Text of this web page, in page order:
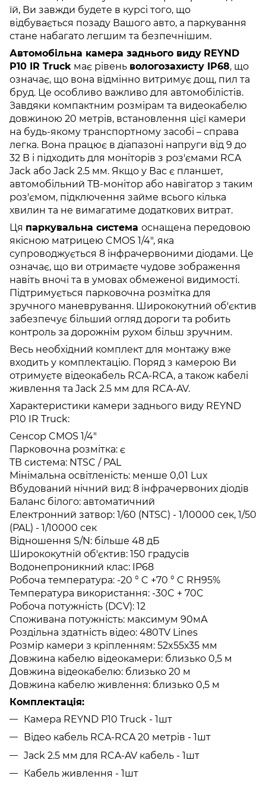
їй, Ви завжди будете в курсі того, що
відбувається позаду Вашого авто, а паркування
стане набагато легшим та безпечнішим.
Автомобільна камера заднього виду REYND
P10 IR Truck має рівень вологозахисту IP68, що
означає, що вона відмінно витримує дощ, пил та
бруд. Це особливо важливо для автомобілістів.
Завдяки компактним розмірам та видеокабелю
довжиною 20 метрів, встановлення цієї камери
на будь-якому транспортному засобі – справа
легка. Вона працює в діапазоні напруги від 9 до
32 В і підходить для моніторів з роз'ємами RCA
Jack або Jack 2.5 мм. Якщо у Вас є планшет,
автомобільний ТВ-монітор або навігатор з таким
роз'ємом, підключення займе всього кілька
хвилин та не вимагатиме додаткових витрат.
Ця паркувальна система оснащена передовою
якісною матрицею CMOS 1/4", яка
супроводжується 8 інфрачервоними діодами. Це
означає, що ви отримаєте чудове зображення
навіть вночі та в умовах обмеженої видимості.
Підтримується парковочна розмітка для
зручного маневрування. Ширококутний об'єктив
забезпечує більший огляд дороги та робить
контроль за дорожнім рухом більш зручним.
Весь необхідний комплект для монтажу вже
входить у комплектацію. Поряд з камерою Ви
отримуєте відеокабель RCA-RCA, а також кабелі
живлення та Jack 2.5 мм для RCA-AV.
Характеристики камери заднього виду REYND
P10 IR Truck:
Сенсор CMOS 1/4"
Парковочна розмітка: є
ТВ система: NTSC / PAL
Мінімальна освітленість: менше 0,01 Lux
Вбудований нічний вид: 8 інфрачервоних діодів
Баланс білого: автоматичний
Електронний затвор: 1/60 (NTSC) - 1/10000 сек, 1/50
(PAL) - 1/10000 сек
Відношення S/N: більше 48 дБ
Ширококутній об'єктив: 150 градусів
Водонепроникний клас: IP68
Робоча температура: -20 ° C +70 ° C RH95%
Температура використання: -30C + 70C
Робоча потужність (DCV): 12
Споживана потужність: максимум 90мА
Роздільна здатність відео: 480TV Lines
Розмір камери з кріпленням: 52x55х35 мм
Довжина кабелю відеокамери: близько 0,5 м
Довжина відеокабелю: близько 20 м
Довжина кабелю живлення: близько 0,5 м
Комплектація:
Камера REYND P10 Truck - 1шт
Відео кабель RCA-RCA 20 метрів - 1шт
Jack 2.5 мм для RCA-AV кабель - 1шт
Кабель живлення - 1шт